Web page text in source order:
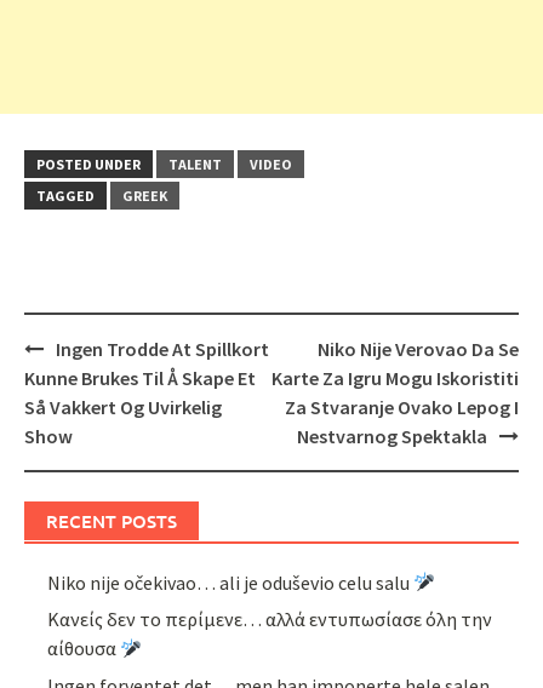
POSTED UNDER TALENT
VIDEO
TAGGED
GREEK
Post
navigation
Ingen Trodde At Spillkort
Kunne Brukes Til Å Skape Et
Så Vakkert Og Uvirkelig
Show
Niko Nije Verovao Da Se
Karte Za Igru Mogu Iskoristiti
Za Stvaranje Ovako Lepog I
Nestvarnog Spektakla
RECENT POSTS
Niko nije očekivao… ali je oduševio celu salu
Κανείς δεν το περίμενε… αλλά εντυπωσίασε όλη την
αίθουσα